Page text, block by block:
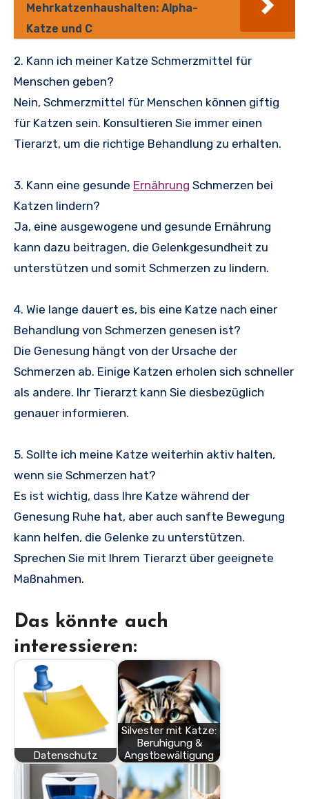
Mehrkatzenhaushalten: Alpha-
Katze und C
2. Kann ich meiner Katze Schmerzmittel für
Menschen geben?
Nein, Schmerzmittel für Menschen können giftig
für Katzen sein. Konsultieren Sie immer einen
Tierarzt, um die richtige Behandlung zu erhalten.
3. Kann eine gesunde Ernährung Schmerzen bei
Katzen lindern?
Ja, eine ausgewogene und gesunde Ernährung
kann dazu beitragen, die Gelenkgesundheit zu
unterstützen und somit Schmerzen zu lindern.
4. Wie lange dauert es, bis eine Katze nach einer
Behandlung von Schmerzen genesen ist?
Die Genesung hängt von der Ursache der
Schmerzen ab. Einige Katzen erholen sich schneller
als andere. Ihr Tierarzt kann Sie diesbezüglich
genauer informieren.
5. Sollte ich meine Katze weiterhin aktiv halten,
wenn sie Schmerzen hat?
Es ist wichtig, dass Ihre Katze während der
Genesung Ruhe hat, aber auch sanfte Bewegung
kann helfen, die Gelenke zu unterstützen.
Sprechen Sie mit Ihrem Tierarzt über geeignete
Maßnahmen.
Das könnte auch
interessieren:
Datenschutz
Silvester mit Katze:
Beruhigung &
Angstbewältigung